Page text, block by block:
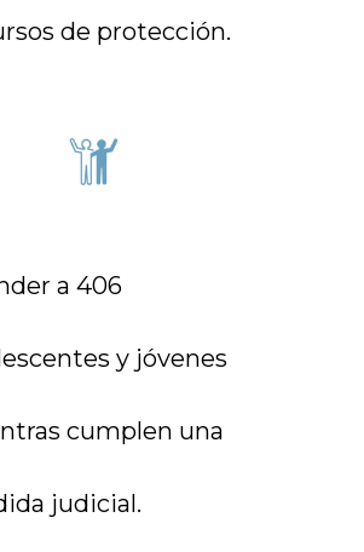
de protección.
a 406
y jóvenes
cumplen una
judicial.